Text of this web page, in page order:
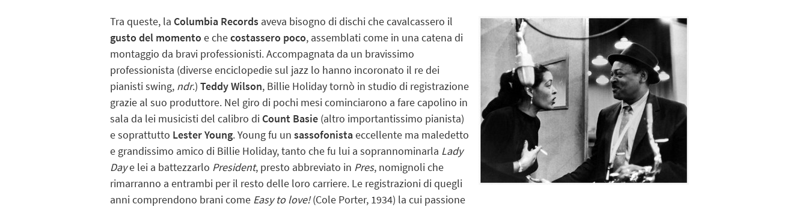
Tra queste, la Columbia Records aveva bisogno di dischi che cavalcassero il
gusto del momentoe checostassero poco, assemblati come in una catena di
montaggio da bravi professionisti. Accompagnata da un bravissimo
professionista (diverse enciclopedie sul jazz lo hanno incoronato il re dei
pianisti swing, ndr.)Teddy Wilson, Billie Holiday tornò in studio di registrazione
grazie al suo produttore. Nel giro di pochi mesi cominciarono a fare capolino in
sala da lei musicisti del calibro di Count Basie (altro importantissimo pianista)
e soprattutto Lester Young. Young fu unsassofonistaeccellente ma maledetto
e grandissimo amico di Billie Holiday, tanto che fu lui a soprannominarla Lady
Daye lei a battezzarlo President, presto abbreviato in Pres, nomignoli che
rimarranno a entrambi per il resto delle loro carriere. Le registrazioni di quegli
anni comprendono brani come Easy to love!(Cole Porter, 1934) la cui passione